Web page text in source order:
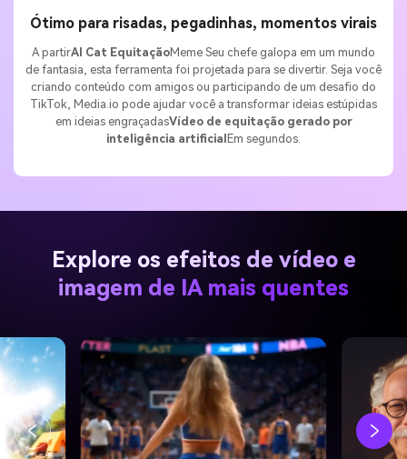
de fantasia, esta ferramenta foi projetada para se divertir. Seja você
criando conteúdo com amigos ou participando de um desafio do
TikTok, Media.io pode ajudar você a transformar ideias estúpidas
em ideias engraçadasVídeo de equitação gerado por
inteligência artificialEm segundos.
Filtro de idade AI